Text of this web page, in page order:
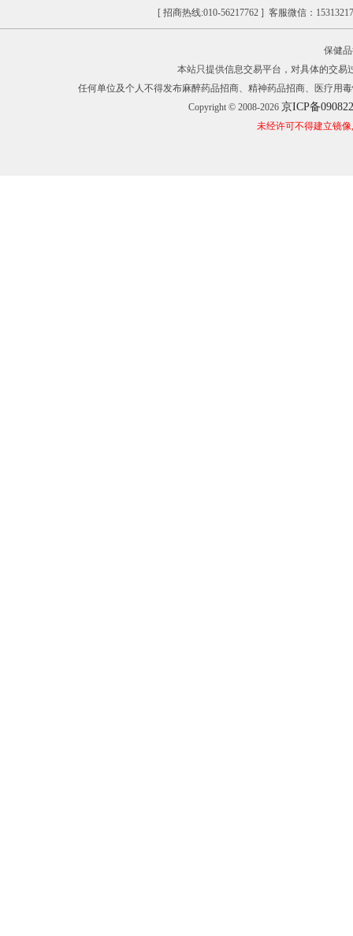
[ 招商热线:010-56217762 ] 客服微信：
保健
本站只提供信息交易平台，对具体的交
任何单位及个人不得发布麻醉药品招商、精神药品招商、医疗用
Copyright © 2008-2026 京ICP备
未经许可不得建立镜